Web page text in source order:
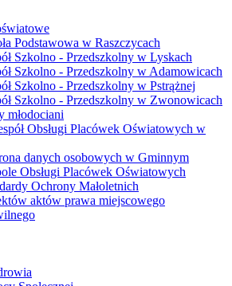
Podstawowa w Raszczycach
Szkolno - Przedszkolny w Lyskach
Szkolno - Przedszkolny w Adamowicach
Szkolno - Przedszkolny w Pstrążnej
Szkolno - Przedszkolny w Zwonowicach
młodociani
Obsługi Placówek Oświatowych w
danych osobowych w Gminnym
Obsługi Placówek Oświatowych
Ochrony Małoletnich
aktów prawa miejscowego